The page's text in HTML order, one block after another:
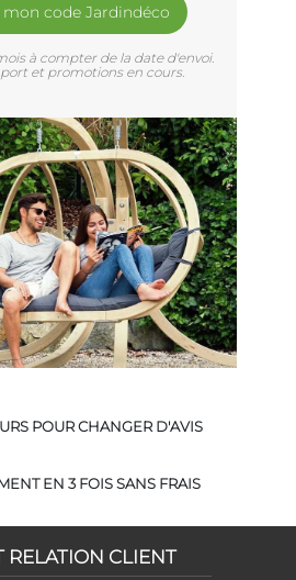
mon code Jardindéco
à compter de la date d'envoi.
et promotions en cours.
POUR CHANGER D'AVIS
EN 3 FOIS SANS FRAIS
RELATION CLIENT